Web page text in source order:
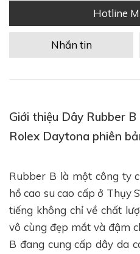
Hotline
Nhắn tin
Giới thiệu Dây Rubber
Rolex Daytona phiên
Rubber B là một công ty
hồ cao su cao cấp ở Thụy
tiếng không chỉ về chất
vô cùng đẹp mắt và đậm
B đang cung cấp dây da